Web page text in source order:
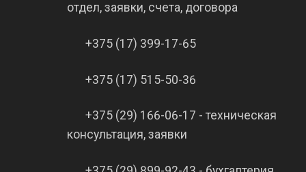
отдел, заявки, счета, договора
+375 (17) 399-17-65
+375 (17) 515-50-36
+375 (29) 166-06-17 - техническая
консультация, заявки